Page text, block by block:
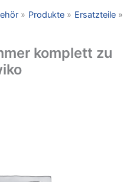
Produkte
Ersatzteile
komplett zu